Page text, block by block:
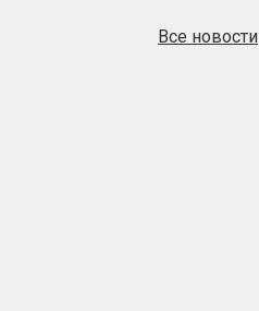
Все новости